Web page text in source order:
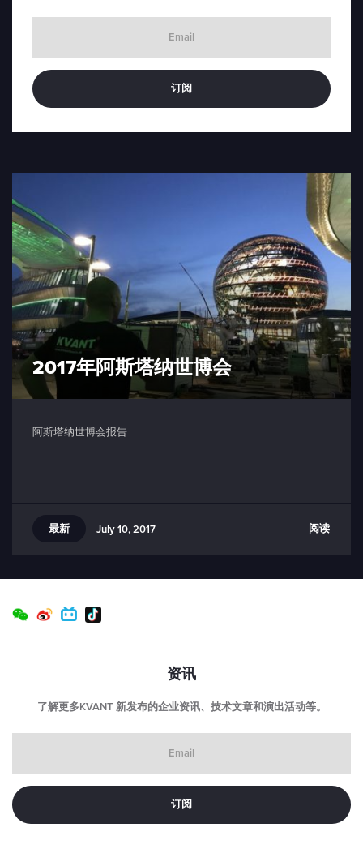
2017年阿斯塔纳世博会
阿斯塔纳世博会报告
最新 July 10, 2017 阅读
资讯
了解更多KVANT 新发布的企业资讯、技术文章和演出活动等。